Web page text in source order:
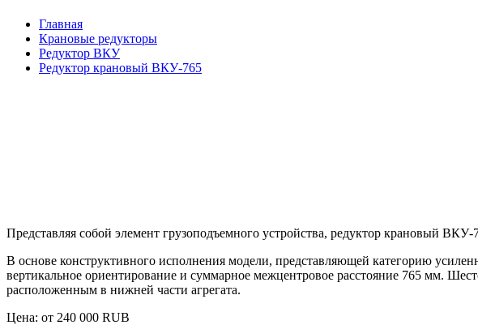
Главная
Крановые редукторы
Редуктор ВКУ
Редуктор крановый ВКУ-765
Представляя собой элемент грузоподъемного устройства, редуктор крановый ВКУ-
В основе конструктивного исполнения модели, представляющей категорию
вертикальное ориентирование и суммарное межцентровое расстояние 765 мм.
расположенным в нижней части агрегата.
Цена: от 240 000 RUB